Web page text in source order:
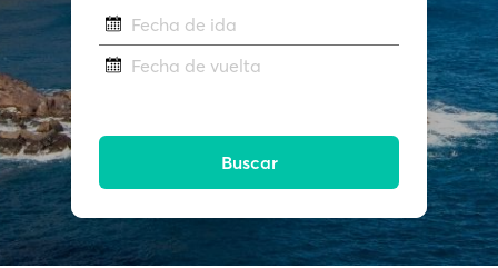
Fecha de ida
Fecha de vuelta
Buscar